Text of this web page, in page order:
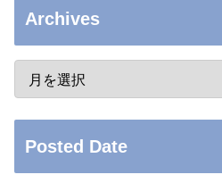
Archives
Posted Date